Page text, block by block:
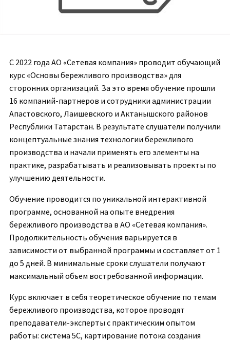
С 2022 года АО «Сетевая компания» проводит обучающий
курс «Основы бережливого производства» для
сторонних организаций. За это время обучение прошли
16 компаний-партнеров и сотрудники администрации
Апастовского, Лаишевского и Актанышского районов
Республики Татарстан. В результате слушатели получили
концептуальные знания технологии бережливого
производства и начали применять его элементы на
практике, разрабатывать и реализовывать проекты по
улучшению деятельности.
Обучение проводится по уникальной интерактивной
программе, основанной на опыте внедрения
бережливого производства в АО «Сетевая компания».
Продолжительность обучения варьируется в
зависимости от выбранной программы и составляет от 1
до 5 дней. В минимальные сроки слушатели получают
максимальный объем востребованной информации.
Курс включает в себя теоретическое обучение по темам
бережливого производства, которое проводят
преподаватели-эксперты с практическим опытом
работы: система 5С, картирование потока создания